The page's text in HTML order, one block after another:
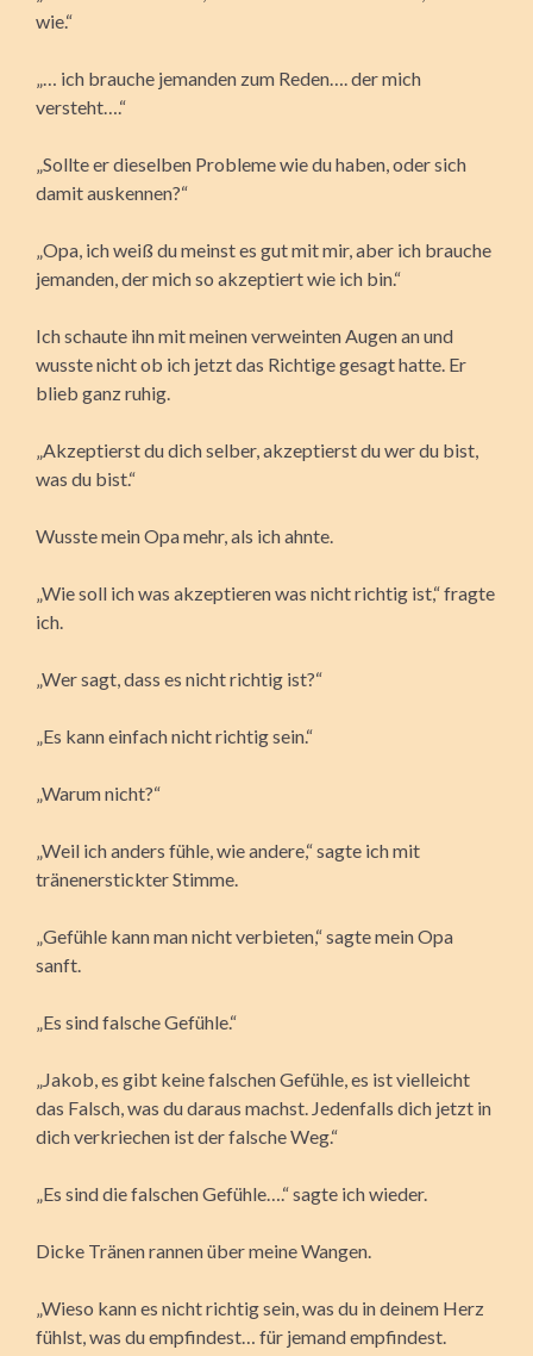
wie.“
„… ich brauche jemanden zum Reden…. der mich
versteht….“
„Sollte er dieselben Probleme wie du haben, oder sich
damit auskennen?“
„Opa, ich weiß du meinst es gut mit mir, aber ich brauche
jemanden, der mich so akzeptiert wie ich bin.“
Ich schaute ihn mit meinen verweinten Augen an und
wusste nicht ob ich jetzt das Richtige gesagt hatte. Er
blieb ganz ruhig.
„Akzeptierst du dich selber, akzeptierst du wer du bist,
was du bist.“
Wusste mein Opa mehr, als ich ahnte.
„Wie soll ich was akzeptieren was nicht richtig ist,“ fragte
ich.
„Wer sagt, dass es nicht richtig ist?“
„Es kann einfach nicht richtig sein.“
„Warum nicht?“
„Weil ich anders fühle, wie andere,“ sagte ich mit
tränenerstickter Stimme.
„Gefühle kann man nicht verbieten,“ sagte mein Opa
sanft.
„Es sind falsche Gefühle.“
„Jakob, es gibt keine falschen Gefühle, es ist vielleicht
das Falsch, was du daraus machst. Jedenfalls dich jetzt in
dich verkriechen ist der falsche Weg.“
„Es sind die falschen Gefühle….“ sagte ich wieder.
Dicke Tränen rannen über meine Wangen.
„Wieso kann es nicht richtig sein, was du in deinem Herz
fühlst, was du empfindest… für jemand empfindest.